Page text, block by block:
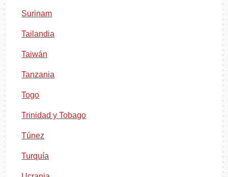
Surinam
Tailandia
Taiwán
Tanzania
Togo
Trinidad y Tobago
Túnez
Turquía